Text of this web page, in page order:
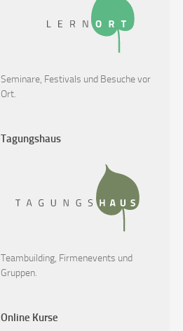
Seminare, Festivals und Besuche vor
Ort.
Tagungshaus
Teambuilding, Firmenevents und
Gruppen.
Online Kurse